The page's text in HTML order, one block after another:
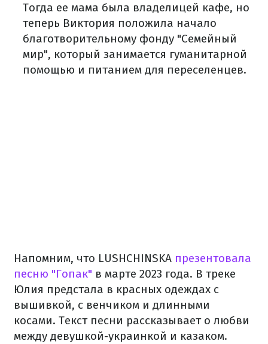
Тогда ее мама была владелицей кафе, но
теперь Виктория положила начало
благотворительному фонду "Семейный
мир", который занимается гуманитарной
помощью и питанием для переселенцев.
Напомним, что LUSHCHINSKA презентовала
песню "Гопак" в марте 2023 года. В треке
Юлия предстала в красных одеждах с
вышивкой, с венчиком и длинными
косами. Текст песни рассказывает о любви
между девушкой-украинкой и казаком.